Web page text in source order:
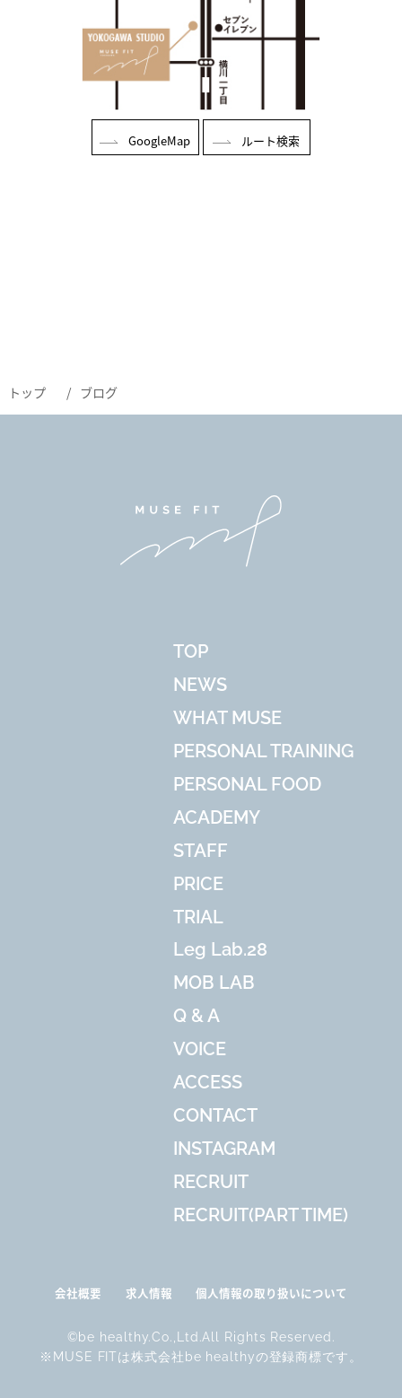
GoogleMap ルート検索
トップ ブログ
TOP
NEWS
WHAT MUSE
PERSONAL TRAINING
PERSONAL FOOD
ACADEMY
STAFF
PRICE
TRIAL
Leg Lab.28
MOB LAB
Q & A
VOICE
ACCESS
CONTACT
INSTAGRAM
RECRUIT
RECRUIT(PART TIME)
会社概要 求人情報 個人情報の取り扱いについて
©be healthy.Co.,Ltd.All Rights Reserved.
※MUSE FITは株式会社be healthyの登録商標です。